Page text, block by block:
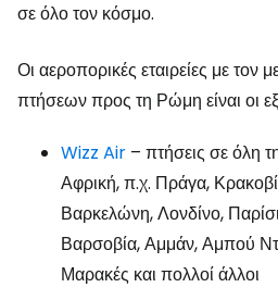
σε όλο τον κόσμο.
Οι αεροπορικές εταιρείες με τον
πτήσεων προς τη Ρώμη είναι οι
Wizz Air – πτήσεις σε όλη
Αφρική, π.χ. Πράγα,
Βαρκελώνη, Λονδίνο,
Βαρσοβία, Αμμάν, Αμπού
Μαρακές και πολλοί άλλοι